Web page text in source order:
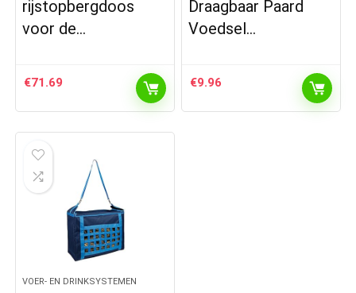
rijstopbergdoos
voor de…
€71.69
Draagbaar Paard
Voedsel…
€9.96
VOER- EN DRINKSYSTEMEN